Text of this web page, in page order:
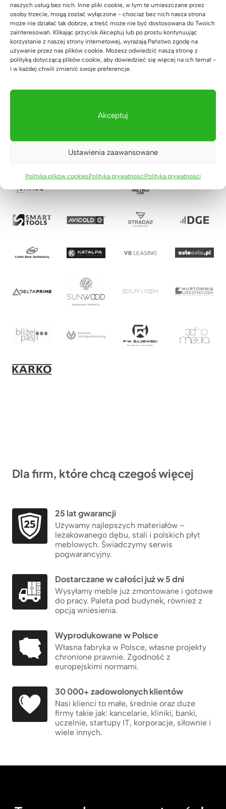
naszych usług bez nich. Inne pliki cookie, w tym te umieszczane przez
osoby trzecie, mogą zostać wyłączone - chociaż bez nich nasza strona
może nie działać tak dobrze, a treść może nie być dostosowana do Twoich
zainteresowań. Klikając przycisk Akceptuj lub po prostu kontynuując
korzystanie z naszej strony internetowej, wyrażają Państwo zgodę na
używanie przez nas plików cookie. Możesz odwiedzić naszą stronę z
polityką dotyczącą plików cookie, aby dowiedzieć się więcej na ich temat -
i w każdej chwili zmienić swoje preferencje.
Akceptuj
Ustawienia zaawansowane
Polityka plików cookiesPolityka prywatnościPolityka prywatności
Dla firm, które chcą czegoś więcej
25 lat gwarancji
Używamy najlepszych materiałów –
leżakowanego dębu, stali i polskich płyt
meblowych. Świadczymy serwis
pogwarancyjny.
Dostarczane w całości już w 5 dni
Wysyłamy meble już zmontowane i gotowe
do pracy. Paleta pod budynek, również z
opcją wniesienia.
Wyprodukowane w Polsce
Własna fabryka w Polsce, własne projekty
chronione prawnie. Zgodność z
europejskimi normami.
30 000+ zadowolonych klientów
Nasi klienci to małe, średnie oraz duże
firmy takie jak: kancelarie, kliniki, banki,
uczelnie, startupy IT, korporacje, siłownie i
wiele innych.